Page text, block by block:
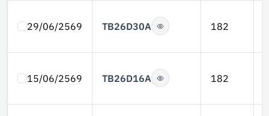
29/06/2569 TB26D30A 182
15/06/2569 TB26D16A 182